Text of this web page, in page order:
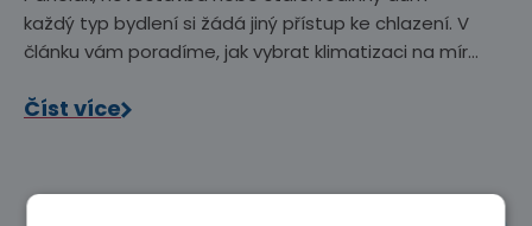
každý typ bydlení si žádá jiný přístup ke chlazení. V
článku vám poradíme, jak vybrat klimatizaci na míru
Číst více